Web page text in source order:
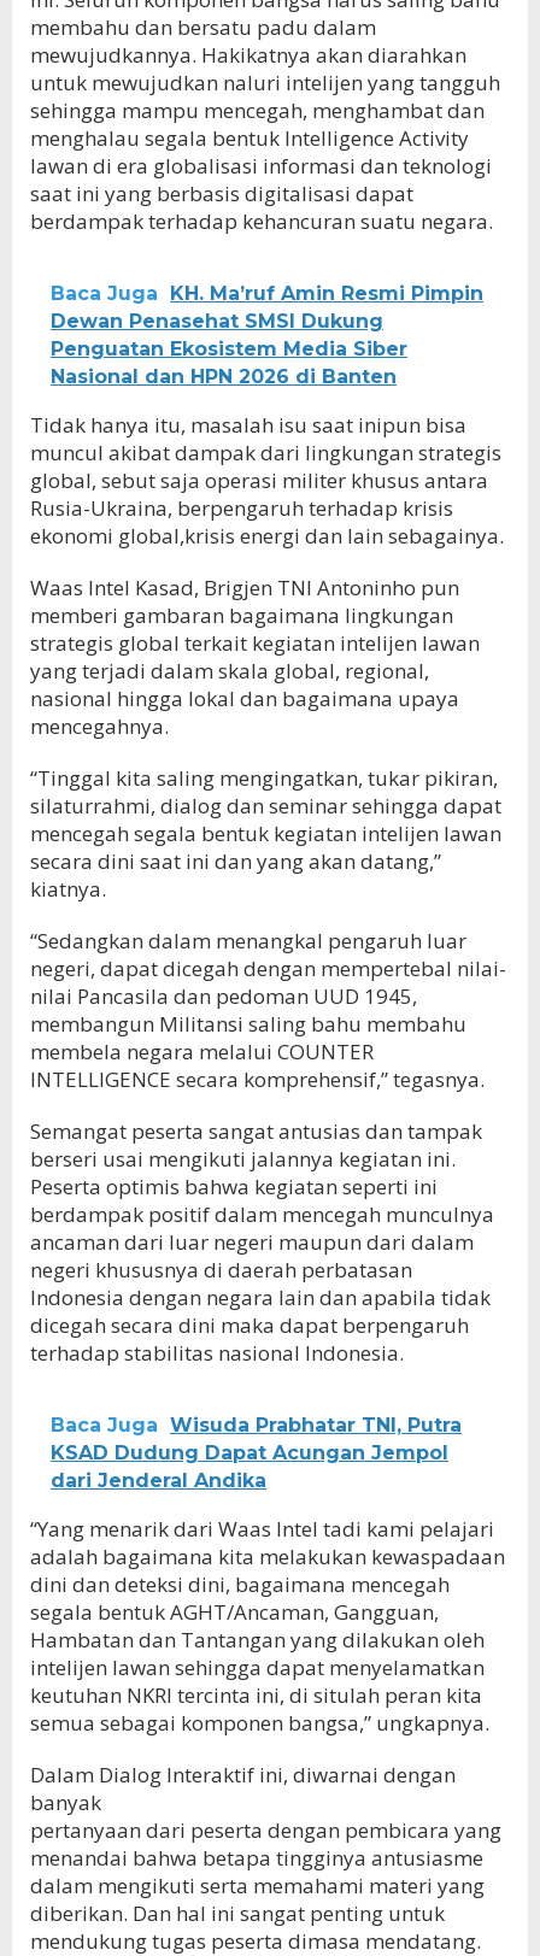
membahu dan bersatu padu dalam
mewujudkannya. Hakikatnya akan diarahkan
untuk mewujudkan naluri intelijen yang tangguh
sehingga mampu mencegah, menghambat dan
menghalau segala bentuk Intelligence Activity
lawan di era globalisasi informasi dan teknologi
saat ini yang berbasis digitalisasi dapat
berdampak terhadap kehancuran suatu negara.
Baca Juga
KH. Ma’ruf Amin Resmi Pimpin
Dewan Penasehat SMSI Dukung
Penguatan Ekosistem Media Siber
Nasional dan HPN 2026 di Banten
Tidak hanya itu, masalah isu saat inipun bisa
muncul akibat dampak dari lingkungan strategis
global, sebut saja operasi militer khusus antara
Rusia-Ukraina, berpengaruh terhadap krisis
ekonomi global,krisis energi dan lain sebagainya.
Waas Intel Kasad, Brigjen TNI Antoninho pun
memberi gambaran bagaimana lingkungan
strategis global terkait kegiatan intelijen lawan
yang terjadi dalam skala global, regional,
nasional hingga lokal dan bagaimana upaya
mencegahnya.
“Tinggal kita saling mengingatkan, tukar pikiran,
silaturrahmi, dialog dan seminar sehingga dapat
mencegah segala bentuk kegiatan intelijen lawan
secara dini saat ini dan yang akan datang,”
kiatnya.
“Sedangkan dalam menangkal pengaruh luar
negeri, dapat dicegah dengan mempertebal nilai-
nilai Pancasila dan pedoman UUD 1945,
membangun Militansi saling bahu membahu
membela negara melalui COUNTER
INTELLIGENCE secara komprehensif,” tegasnya.
Semangat peserta sangat antusias dan tampak
berseri usai mengikuti jalannya kegiatan ini.
Peserta optimis bahwa kegiatan seperti ini
berdampak positif dalam mencegah munculnya
ancaman dari luar negeri maupun dari dalam
negeri khususnya di daerah perbatasan
Indonesia dengan negara lain dan apabila tidak
dicegah secara dini maka dapat berpengaruh
terhadap stabilitas nasional Indonesia.
Baca Juga Wisuda Prabhatar TNI, Putra
KSAD Dudung Dapat Acungan Jempol
dari Jenderal Andika
“Yang menarik dari Waas Intel tadi kami pelajari
adalah bagaimana kita melakukan kewaspadaan
dini dan deteksi dini, bagaimana mencegah
segala bentuk AGHT/Ancaman, Gangguan,
Hambatan dan Tantangan yang dilakukan oleh
intelijen lawan sehingga dapat menyelamatkan
keutuhan NKRI tercinta ini, di situlah peran kita
semua sebagai komponen bangsa,” ungkapnya.
Dalam Dialog Interaktif ini, diwarnai dengan
banyak
pertanyaan dari peserta dengan pembicara yang
menandai bahwa betapa tingginya antusiasme
dalam mengikuti serta memahami materi yang
diberikan. Dan hal ini sangat penting untuk
mendukung tugas peserta dimasa mendatang.